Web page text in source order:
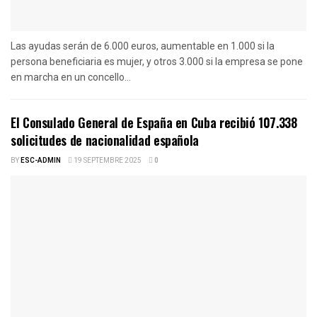
Las ayudas serán de 6.000 euros, aumentable en 1.000 si la
persona beneficiaria es mujer, y otros 3.000 si la empresa se pone
en marcha en un concello...
El Consulado General de España en Cuba recibió 107.338
solicitudes de nacionalidad española
BYESC-ADMIN 19 SEPTEMBRE 2025 0